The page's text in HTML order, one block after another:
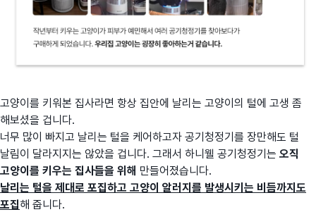
고양이를 키워본 집사라면 항상 집안에 날리는 고양이의 털에 고생 좀
해보셨을 겁니다.
너무 많이 빠지고 날리는 털을 케어하고자 공기청정기를 장만해도 털
날림이 달라지지는 않았을 겁니다. 그래서 하니웰 공기청정기는 오직
고양이를 키우는 집사들을 위해 만들어졌습니다.
날리는 털을 제대로 포집하고 고양이 알러지를 발생시키는 비듬까지도
포집해 줍니다.